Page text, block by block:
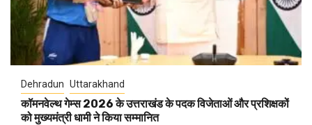
Dehradun Uttarakhand
कॉमनवेल्थ गेम्स 2026 के उत्तराखंड के पदक विजेताओं और प्रशिक्षकों
को मुख्यमंत्री धामी ने किया सम्मानित